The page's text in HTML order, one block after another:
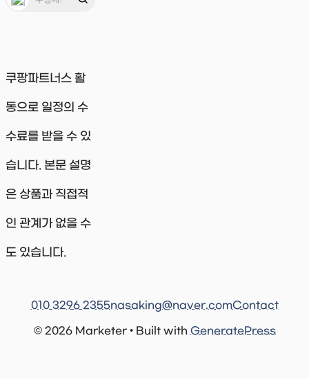
쿠팡파트너스 활
동으로 일정의 수
수료를 받을 수 있
습니다. 본문 설명
은 상품과 직접적
인 관계가 없을 수
도 있습니다.
© 2026 Marketer • Built with GeneratePress
010 3296 2355nasaking@naver.comContact